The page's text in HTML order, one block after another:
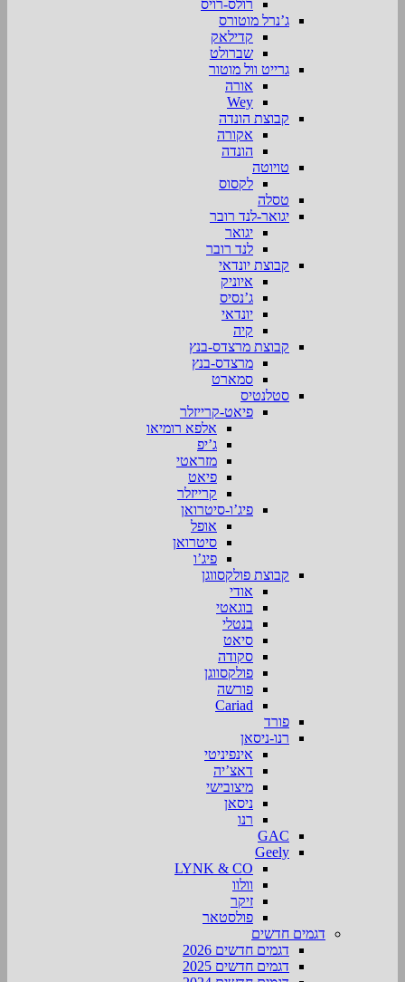
רולס-רויס
ג’נרל מוטורס
קדילאק
שברולט
גרייט וול מוטור
אורה
Wey
קבוצת הונדה
אקורה
הונדה
טויוטה
לקסוס
טסלה
יגואר-לנד רובר
יגואר
לנד רובר
קבוצת יונדאי
איוניק
ג’נסיס
יונדאי
קיה
קבוצת מרצדס-בנץ
מרצדס-בנץ
סמארט
סטלנטיס
פיאט-קרייזלר
אלפא רומיאו
ג’יפ
מזראטי
פיאט
קרייזלר
פיג’ו-סיטרואן
אופל
סיטרואן
פיג’ו
קבוצת פולקסווגן
אודי
בוגאטי
בנטלי
סיאט
סקודה
פולקסווגן
פורשה
Cariad
פורד
רנו-ניסאן
אינפיניטי
דאצ’יה
מיצובישי
ניסאן
רנו
GAC
Geely
LYNK & CO
וולוו
זיקר
פולסטאר
דגמים חדשים
דגמים חדשים 2026
דגמים חדשים 2025